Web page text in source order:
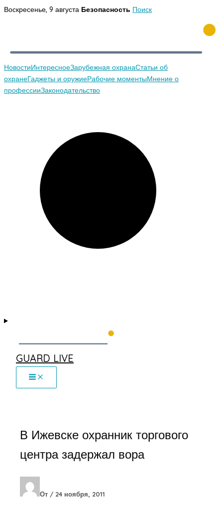
Перейти
Воскресенье, 9 августа Безопасность Поиск
НовостиИнтересноеЗарубежная охранаСтатьи об
охранеГаджеты и оружиеРабочие моментыМнение о
профессииЗаконодательство
GUARD LIVE
В Ижевске охранник торгового
центра задержал вора
От / 24 ноября, 2011